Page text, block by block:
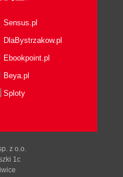
Sensus.pl
DlaBystrzakow.pl
Ebookpoint.pl
Beya.pl
Sploty
z o.o.
1c